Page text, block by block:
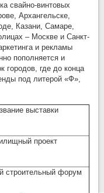
свайно-винтовых
Архангельске,
Казани, Самаре,
– Москве и Санкт-
и рекламы
пополняется и
городов, где до конца
под литерой «Ф»,
выставки
проект
строительный форум